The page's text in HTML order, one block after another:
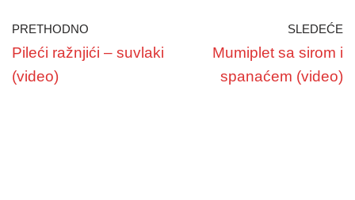
PRETHODNO
Pileći ražnjići – suvlaki
(video)
SLEDEĆE
Mumiplet sa sirom i
spanaćem (video)